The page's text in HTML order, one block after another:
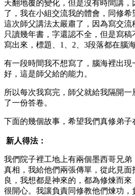
天翻地覆的變化，但是沒有時間講
了，我在小組交流我的體會，同修
這次師父講法太嚴肅了，因為寫交
只讀幾年書，字還認不全，但是寫
寫出來，標題、1、2、3段落都在腦海
有一段時間我不想寫了，腦海裡出現
好，這是師父給的能力。
所以每次我寫完，師父就給我隔開
了一份答卷。
下面的幾個故事，希望我們真修弟子
新人得法：
我們院子裡工地上有兩個墨西哥兄
真相，我給他們兩張傳單，從此見
良，我想都是神來的，都為修煉而
很開心。我讓負責同修教他們煉功